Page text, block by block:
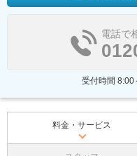
電話で
受付時間 8:00
料金・サービス